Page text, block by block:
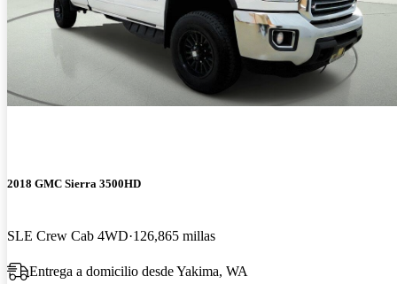
2018 GMC Sierra 3500HD
SLE Crew Cab 4WD 126,865 millas
Entrega a domicilio desde Yakima, WA